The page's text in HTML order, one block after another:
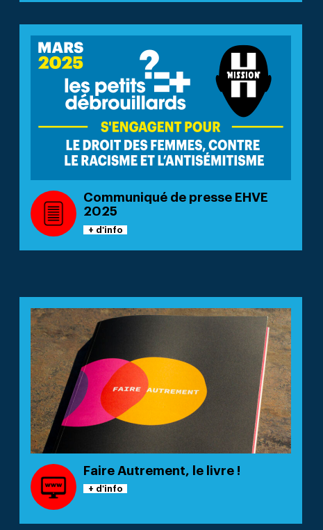
Communiqué de presse EHVE
2025
+ d'info
Faire Autrement, le livre !
+ d'info